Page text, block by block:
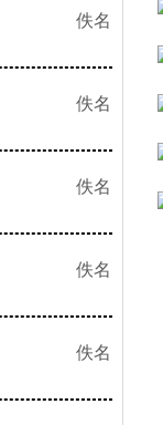
佚名
佚名
佚名
佚名
佚名